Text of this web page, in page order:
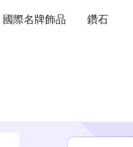
國際名牌飾品 鑽石